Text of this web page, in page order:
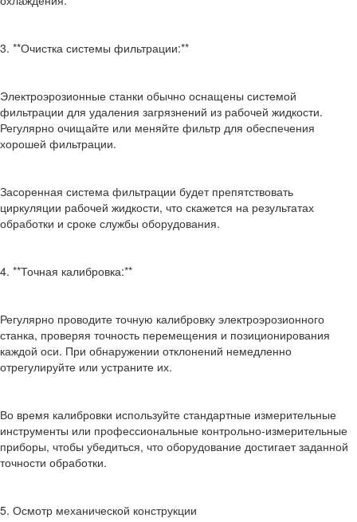
3. **Очистка системы фильтрации:**
Электроэрозионные станки обычно оснащены системой
фильтрации для удаления загрязнений из рабочей жидкости.
Регулярно очищайте или меняйте фильтр для обеспечения
хорошей фильтрации.
Засоренная система фильтрации будет препятствовать
циркуляции рабочей жидкости, что скажется на результатах
обработки и сроке службы оборудования.
4. **Точная калибровка:**
Регулярно проводите точную калибровку электроэрозионного
станка, проверяя точность перемещения и позиционирования
каждой оси. При обнаружении отклонений немедленно
отрегулируйте или устраните их.
Во время калибровки используйте стандартные измерительные
инструменты или профессиональные контрольно-измерительные
приборы, чтобы убедиться, что оборудование достигает заданной
точности обработки.
5. Осмотр механической конструкции